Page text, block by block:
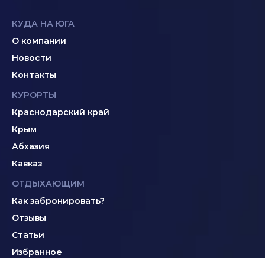
КУДА НА ЮГА
О компании
Новости
Контакты
КУРОРТЫ
Краснодарский край
Крым
Абхазия
Кавказ
ОТДЫХАЮЩИМ
Как забронировать?
Отзывы
Статьи
Избранное